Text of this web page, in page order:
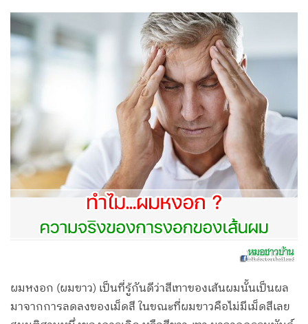
ผมหงอก (ผมขาว) เป็นที่รู้กันดีว่าสีเทาของเส้นผมนั้นเป็นผล
มาจากการลดลงของเม็ดสี ในขณะที่ผมขาวคือไม่มีเม็ดสีเลย